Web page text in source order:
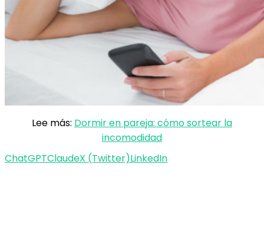
Lee más: Dormir en pareja: cómo sortear la
incomodidad
ChatGPTClaudeX (Twitter)LinkedIn